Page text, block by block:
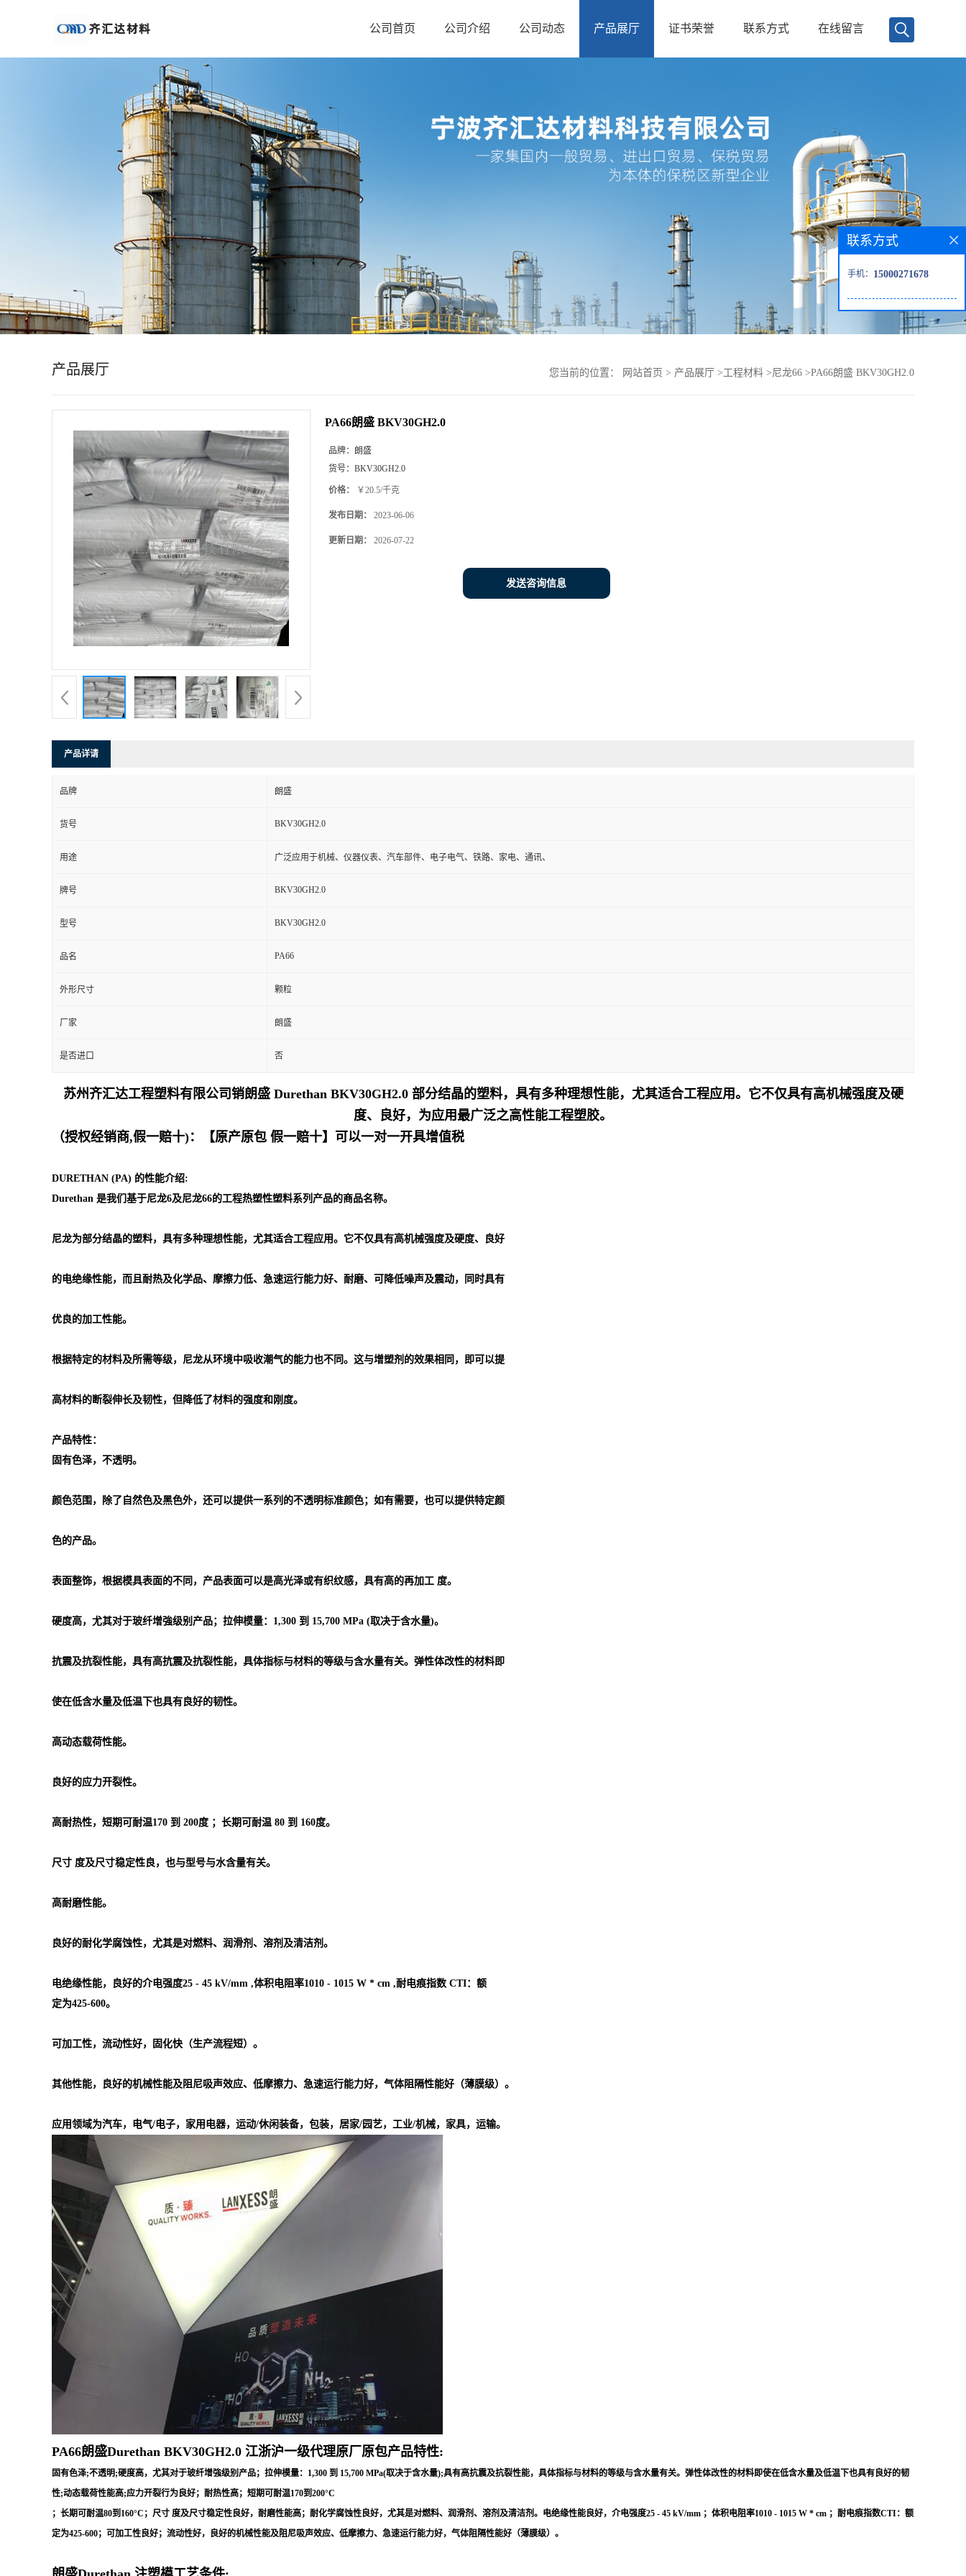
绍
公司首页 公司介绍 公司动态 产品展厅 证书荣誉 联系方式 在线留言
产品展厅 您当前的位置： 网站首页 > 产品展厅 >工程材料 >尼龙66 >PA66朗盛 BKV30GH2.0
PA66朗盛 BKV30GH2.0
品牌：
朗盛
货号： BKV30GH2.0
价格： ￥20.5/千克
发布日期： 2023-06-06
更新日期： 2026-07-22
发送咨询信息
产品详请
品牌 朗盛
货号 BKV30GH2.0
用途 广泛应用于机械、仪器仪表、汽车部件、电子电气、铁路、家电、通讯、
牌号 BKV30GH2.0
型号 BKV30GH2.0
品名 PA66
外形尺寸 颗粒
厂家 朗盛
是否进口 否
苏州齐汇达工程塑料有限公司销朗盛 Durethan BKV30GH2.0 部分结晶的塑料，具有多种理想性能，尤其适合工程应用。它不仅具有高机械强度及硬
度、良好，为应用最广泛之高性能工程塑胶。
（授权经销商,假一赔十)：【原产原包 假一赔十】可以一对一开具增值税
DURETHAN (PA) 的性能介绍:
Durethan 是我们基于尼龙6及尼龙66的工程热塑性塑料系列产品的商品名称。
尼龙为部分结晶的塑料，具有多种理想性能，尤其适合工程应用。它不仅具有高机械强度及硬度、良好
的电绝缘性能，而且耐热及化学品、摩擦力低、急速运行能力好、耐磨、可降低噪声及震动，同时具有
优良的加工性能。
根据特定的材料及所需等级，尼龙从环境中吸收潮气的能力也不同。这与增塑剂的效果相同，即可以提
高材料的断裂伸长及韧性，但降低了材料的强度和刚度。
产品特性：
固有色泽，不透明。
颜色范围，除了自然色及黑色外，还可以提供一系列的不透明标准颜色；如有需要，也可以提供特定颜
色的产品。
表面整饰，根据模具表面的不同，产品表面可以是高光泽或有织纹感，具有高的再加工 度。
硬度高，尤其对于玻纤增強级别产品；拉伸模量：1,300 到 15,700 MPa (取决于含水量)。
抗震及抗裂性能，具有高抗震及抗裂性能，具体指标与材料的等级与含水量有关。弹性体改性的材料即
使在低含水量及低温下也具有良好的韧性。
高动态载荷性能。
良好的应力开裂性。
高耐热性，短期可耐温170 到 200度 ；长期可耐温 80 到 160度。
尺寸 度及尺寸稳定性良，也与型号与水含量有关。
高耐磨性能。
良好的耐化学腐蚀性，尤其是对燃料、润滑剂、溶剂及清洁剂。
电绝缘性能，良好的介电强度25 - 45 kV/mm ,体积电阻率1010 - 1015 W * cm ,耐电痕指数 CTI：额
定为425-600。
可加工性，流动性好，固化快（生产流程短）。
其他性能，良好的机械性能及阻尼吸声效应、低摩擦力、急速运行能力好，气体阻隔性能好（薄膜级）。
应用领域为汽车，电气/电子，家用电器，运动/休闲装备，包装，居家/园艺，工业/机械，家具，运输。
PA66朗盛Durethan BKV30GH2.0 江浙沪一级代理原厂原包产品特性:
固有色泽;不透明;硬度高，尤其对于玻纤增強级别产品；拉伸模量：1,300 到 15,700 MPa(取决于含水量);具有高抗震及抗裂性能，具体指标与材料的等级与含水量有关。弹性体改性的材料即使在低含水量及低温下也具有良好的韧
性;动态载荷性能高;应力开裂行为良好；耐热性高；短期可耐温170到200°C
；长期可耐温80到160°C；尺寸 度及尺寸稳定性良好，耐磨性能高；耐化学腐蚀性良好，尤其是对燃料、润滑剂、溶剂及清洁剂。电绝缘性能良好，介电强度25 - 45 kV/mm ；体积电阻率1010 - 1015 W * cm ；耐电痕指数CTI：额
定为425-600；可加工性良好；流动性好，良好的机械性能及阻尼吸声效应、低摩擦力、急速运行能力好，气体阻隔性能好（薄膜级）。
联系方式
手机： 15000271678